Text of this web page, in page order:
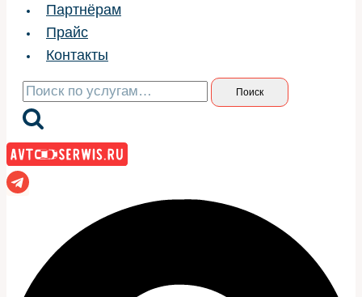
Партнёрам
Прайс
Контакты
Искать: Поиск